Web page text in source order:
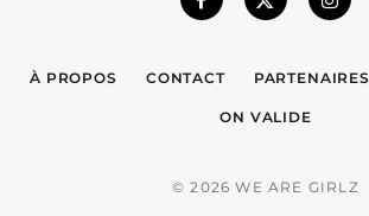
À PROPOS CONTACT PARTENAIRES
ON VALIDE
© 2026 WE ARE GIRLZ